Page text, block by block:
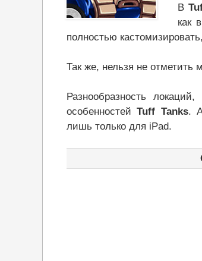
В
как
полностью
Так же, нельзя не отметить
Разнообразность
особенностейTuff Tanks. А
лишь только для iPad.